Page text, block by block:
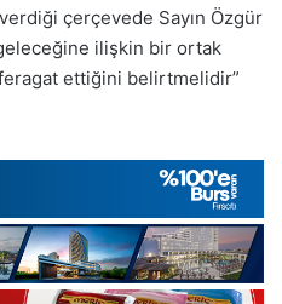
çerçevede Sayın Özgür
ilişkin bir ortak
ettiğini belirtmelidir”